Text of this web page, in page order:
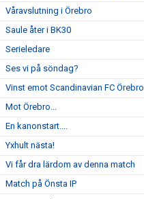
Våravslutning i Örebro
Saule åter i BK30
Serieledare
Ses vi på söndag?
Vinst emot Scandinavian FC Örebro
Mot Örebro...
En kanonstart....
Yxhult nästa!
Vi får dra lärdom av denna match
Match på Önsta IP